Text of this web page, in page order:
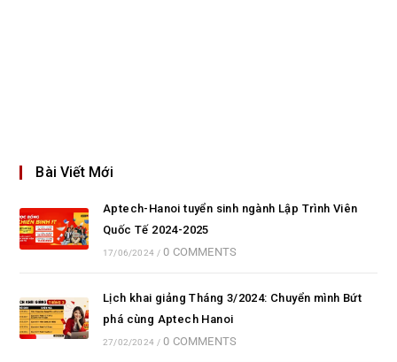
Bài Viết Mới
Aptech-Hanoi tuyển sinh ngành Lập Trình Viên
Quốc Tế 2024-2025
17/06/2024 / 0 COMMENTS
Lịch khai giảng Tháng 3/2024: Chuyển mình Bứt
phá cùng Aptech Hanoi
27/02/2024 / 0 COMMENTS